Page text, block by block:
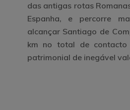
das antigas rotas
Espanha, e percorre
alcançar Santiago de
km no total de contacto
patrimonial de inegável